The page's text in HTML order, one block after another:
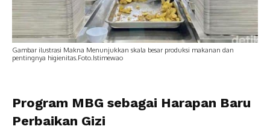
Gambar ilustrasi Makna Menunjukkan skala besar produksi makanan dan
pentingnya higienitas.Foto.Istimewao
Program MBG sebagai Harapan Baru
Perbaikan Gizi